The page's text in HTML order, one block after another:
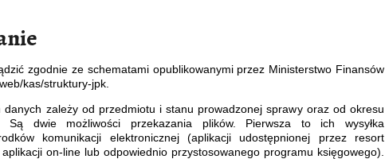
zgodnie ze schematami opublikowanymi przez Ministerstwo Finansów
kas/struktury-jpk.
danych zależy od przedmiotu i stanu prowadzonej sprawy oraz od okresu
Są dwie możliwości przekazania plików. Pierwsza to ich wysyłka
komunikacji elektronicznej (aplikacji udostępnionej przez resort
on-line lub odpowiednio przystosowanego programu księgowego).